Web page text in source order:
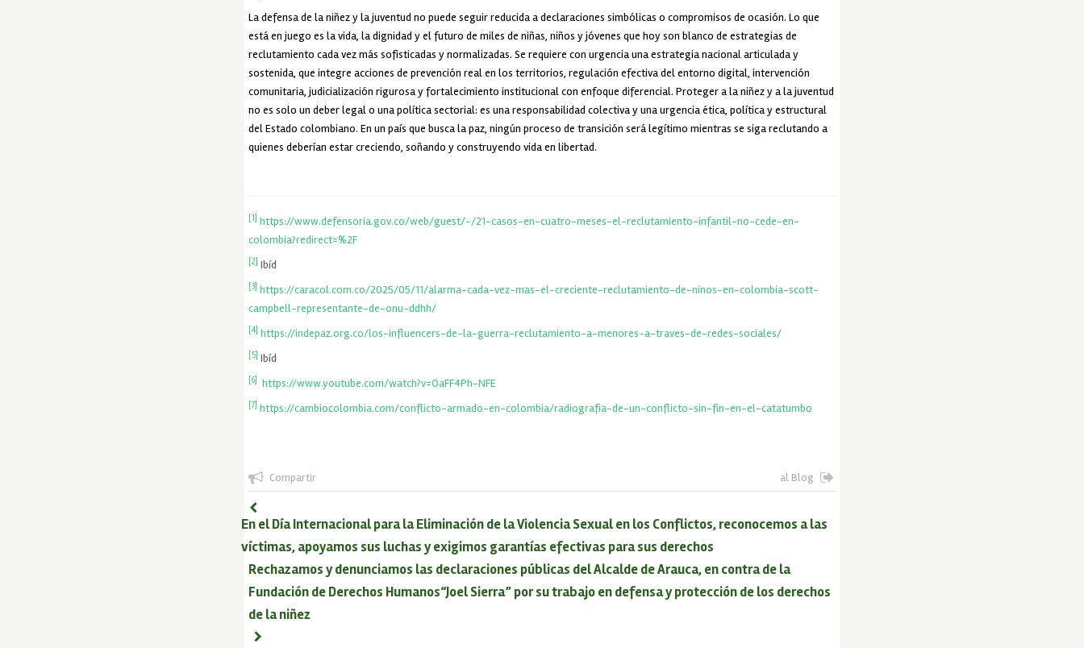
La defensa de la niñez y la juventud no puede seguir reducida a declaraciones simbólicas o compromisos de ocasión. Lo que
está en juego es la vida, la dignidad y el futuro de miles de niñas, niños y jóvenes que hoy son blanco de estrategias de
reclutamiento cada vez más sofisticadas y normalizadas. Se requiere con urgencia una estrategia nacional articulada y
sostenida, que integre acciones de prevención real en los territorios, regulación efectiva del entorno digital, intervención
comunitaria, judicialización rigurosa y fortalecimiento institucional con enfoque diferencial. Proteger a la niñez y a la juventud
no es solo un deber legal o una política sectorial: es una responsabilidad colectiva y una urgencia ética, política y estructural
del Estado colombiano. En un país que busca la paz, ningún proceso de transición será legítimo mientras se siga reclutando a
quienes deberían estar creciendo, soñando y construyendo vida en libertad.
[1] https://www.defensoria.gov.co/web/guest/-/21-casos-en-cuatro-meses-el-reclutamiento-infantil-no-cede-en-
colombia?redirect=%2F
[2] Ibíd
[3] https://caracol.com.co/2025/05/11/alarma-cada-vez-mas-el-creciente-reclutamiento-de-ninos-en-colombia-scott-
campbell-representante-de-onu-ddhh/
[4] https://indepaz.org.co/los-influencers-de-la-guerra-reclutamiento-a-menores-a-traves-de-redes-sociales/
[5] Ibíd
[6] https://www.youtube.com/watch?v=OaFF4Ph-NFE
[7] https://cambiocolombia.com/conflicto-armado-en-colombia/radiografia-de-un-conflicto-sin-fin-en-el-catatumbo
Compartir al Blog
En el Día Internacional para la Eliminación de la Violencia Sexual en los Conflictos, reconocemos a las
víctimas, apoyamos sus luchas y exigimos garantías efectivas para sus derechos
Rechazamos y denunciamos las declaraciones públicas del Alcalde de Arauca, en contra de la
Fundación de Derechos Humanos“Joel Sierra” por su trabajo en defensa y protección de los derechos
de la niñez